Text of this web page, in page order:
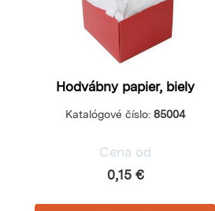
Hodvábny papier, biely
Katalógové číslo: 85004
Cena od
0,15 €